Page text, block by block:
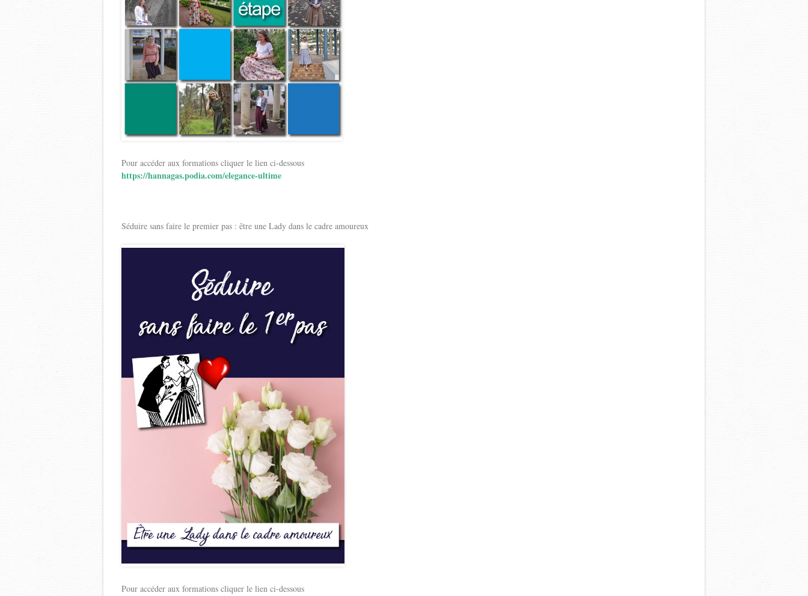
Pour accéder aux formations cliquer le lien ci-dessous
https://hannagas.podia.com/elegance-ultime
Séduire sans faire le premier pas : être une Lady dans le cadre amoureux
Pour accéder aux formations cliquer le lien ci-dessous